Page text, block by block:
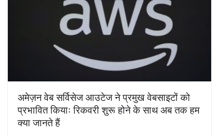
अमेज़न वेब सर्विसेज आउटेज ने प्रमुख वेबसाइटों को
प्रभावित कियाः रिकवरी शुरू होने के साथ अब तक हम
क्या जानते हैं